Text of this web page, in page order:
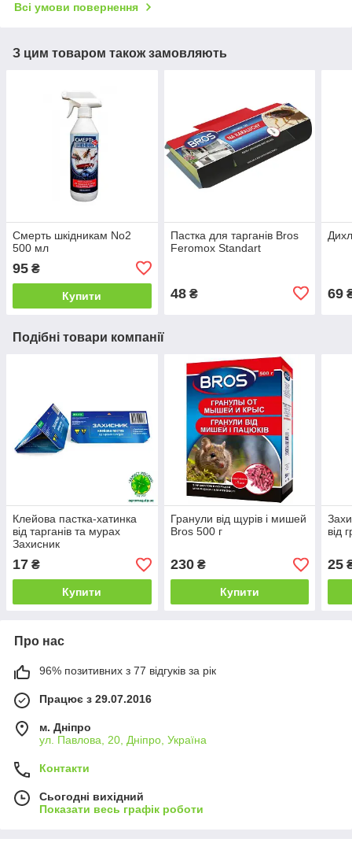
Всі умови повернення
З цим товаром також замовляють
Смерть шкідникам No2
500 мл
95 ₴
Купити
Пастка для тарганів Bros
Feromox Standart
48₴ 69
Подібні товари компанії
Клейова пастка-хатинка
від тарганів та мурах
Захисник
17 ₴
Купити
Гранули від щурів і мишей
Bros 500 г
230₴
Купити
від
25
Про нас
96% позитивних з 77 відгуків за рік
Працює з 29.07.2016
м. Дніпро
ул. Павлова, 20, Дніпро, Україна
Контакти
Сьогодні вихідний
Показати весь графік роботи